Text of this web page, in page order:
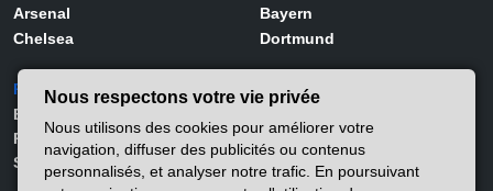
Arsenal
Chelsea
Bayern
Dortmund
Portugal
Benfica
Porto
Sporting
Joueurs
Lamine Yamal
Rodrygo
Vinicius Jr
Nous respectons votre vie privée
Nous utilisons des cookies pour améliorer votre
navigation, diffuser des publicités ou contenus
personnalisés, et analyser notre trafic. En poursuivant